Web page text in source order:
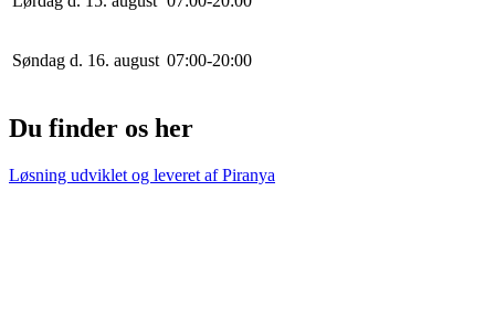
Søndag d. 16. august 07:00-20:00
Du finder os her
Løsning udviklet og leveret afPiranya